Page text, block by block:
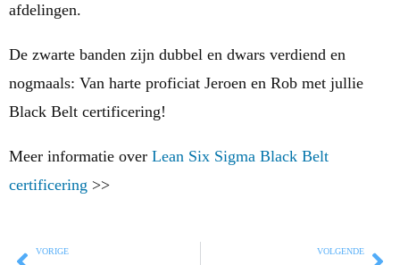
afdelingen.
De zwarte banden zijn dubbel en dwars verdiend en
nogmaals: Van harte proficiat Jeroen en Rob met jullie
Black Belt certificering!
Meer informatie over Lean Six Sigma Black Belt
certificering >>
VORIGE VOLGENDE